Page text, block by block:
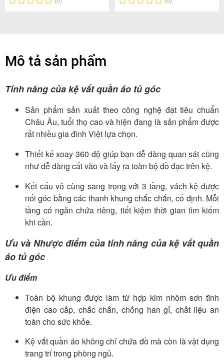
Mô tả sản phẩm
Tính năng của kệ vắt quần áo tủ góc
Sản phẩm sản xuất theo công nghệ đạt tiêu chuẩn
Châu Âu, tuổi thọ cao và hiện đang là sản phẩm được
rất nhiều gia đình Việt lựa chọn.
Thiết kế xoay 360 độ giúp bạn dễ dàng quan sát cũng
như dễ dàng cất vào và lấy ra toàn bộ đồ đạc trên kệ.
Kết cấu vô cùng sang trọng với 3 tầng, vách kệ được
nối góc bằng các thanh khung chắc chắn, cố định. Mỗi
tầng có ngăn chứa riêng, tiết kiệm thời gian tìm kiếm
khi cần.
Ưu và Nhược điểm của tính năng của kệ vắt quần
áo tủ góc
Ưu điểm
Toàn bộ khung được làm từ hợp kim nhôm sơn tĩnh
điện cao cấp, chắc chắn, chống han gỉ, chất liệu an
toàn cho sức khỏe.
Kệ vắt quần áo không chỉ chứa đồ mà còn là vật dụng
trang trí trong phòng ngủ.